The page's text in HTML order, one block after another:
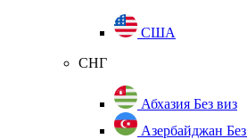
США
СНГ
Абхазия Без виз
Азербайджан